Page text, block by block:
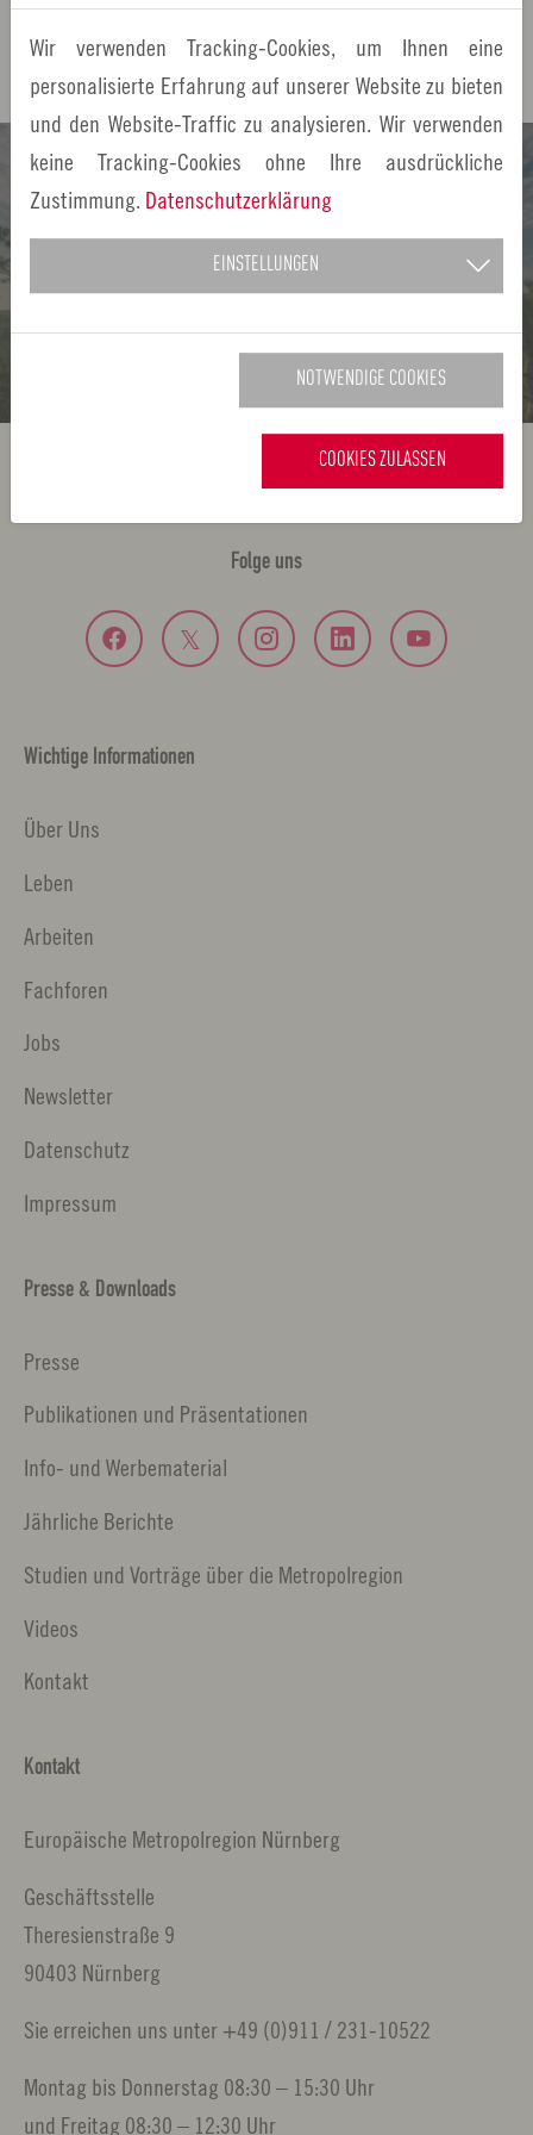
derÜbersicht.
Die Metropolregion Nürnberg ist ein Urlaubsparadies
Naturpark-Region: Vielfalt an Landschaften
Folge uns
Wichtige Informationen
Über Uns
Leben
Arbeiten
Fachforen
Jobs
Newsletter
Datenschutz
Impressum
Presse & Downloads
Presse
Publikationen und Präsentationen
Info- und Werbematerial
Jährliche Berichte
Studien und Vorträge über die Metropolregion
Videos
Kontakt
Kontakt
Europäische Metropolregion Nürnberg
Geschäftsstelle
Theresienstraße 9
90403 Nürnberg
Sie erreichen uns unter +49 (0)911 / 231-10522
Montag bis Donnerstag 08:30 – 15:30 Uhr
und Freitag 08:30 – 12:30 Uhr
Wir verwenden Tracking-Cookies, um Ihnen eine
personalisierte Erfahrung auf unserer Website zu bieten
und den Website-Traffic zu analysieren. Wir verwenden
keine Tracking-Cookies ohne Ihre ausdrückliche
Zustimmung. Datenschutzerklärung
EINSTELLUNGEN
NOTWENDIGE COOKIES
COOKIES ZULASSEN